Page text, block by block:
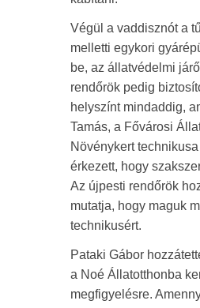
Végül a vaddisznót a
melletti egykori
be, az állatvédelmi
rendőrök pedig
helyszínt mindaddig,
Tamás, a Fővárosi
Növénykert
érkezett, hogy
Az újpesti rendőrök
mutatja, hogy maguk
technikusért.
Pataki Gábor
a Noé Állatotthonba
megfigyelésre.